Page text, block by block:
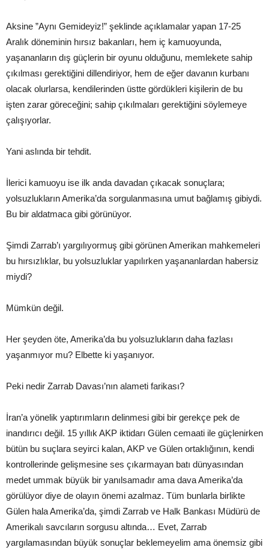
Aksine ”Aynı Gemideyiz!” şeklinde açıklamalar yapan 17-25
Aralık döneminin hırsız bakanları, hem iç kamuoyunda,
yaşananların dış güçlerin bir oyunu olduğunu, memlekete sahip
çıkılması gerektiğini dillendiriyor, hem de eğer davanın kurbanı
olacak olurlarsa, kendilerinden üstte gördükleri kişilerin de bu
işten zarar göreceğini; sahip çıkılmaları gerektiğini söylemeye
çalışıyorlar.
Yani aslında bir tehdit.
İlerici kamuoyu ise ilk anda davadan çıkacak sonuçlara;
yolsuzlukların Amerika’da sorgulanmasına umut bağlamış gibiydi.
Bu bir aldatmaca gibi görünüyor.
Şimdi Zarrab’ı yargılıyormuş gibi görünen Amerikan mahkemeleri
bu hırsızlıklar, bu yolsuzluklar yapılırken yaşananlardan habersiz
miydi?
Mümkün değil.
Her şeyden öte, Amerika’da bu yolsuzlukların daha fazlası
yaşanmıyor mu? Elbette ki yaşanıyor.
Peki nedir Zarrab Davası’nın alameti farikası?
İran’a yönelik yaptırımların delinmesi gibi bir gerekçe pek de
inandırıcı değil. 15 yıllık AKP iktidarı Gülen cemaati ile güçlenirken
bütün bu suçlara seyirci kalan, AKP ve Gülen ortaklığının, kendi
kontrollerinde gelişmesine ses çıkarmayan batı dünyasından
medet ummak büyük bir yanılsamadır ama dava Amerika’da
görülüyor diye de olayın önemi azalmaz. Tüm bunlarla birlikte
Gülen hala Amerika’da, şimdi Zarrab ve Halk Bankası Müdürü de
Amerikalı savcıların sorgusu altında… Evet, Zarrab
yargılamasından büyük sonuçlar beklemeyelim ama önemsiz gibi